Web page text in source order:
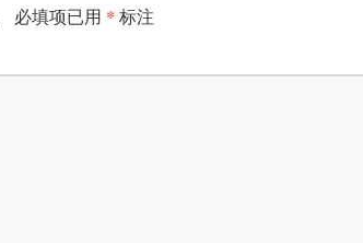
必填项已用 * 标注